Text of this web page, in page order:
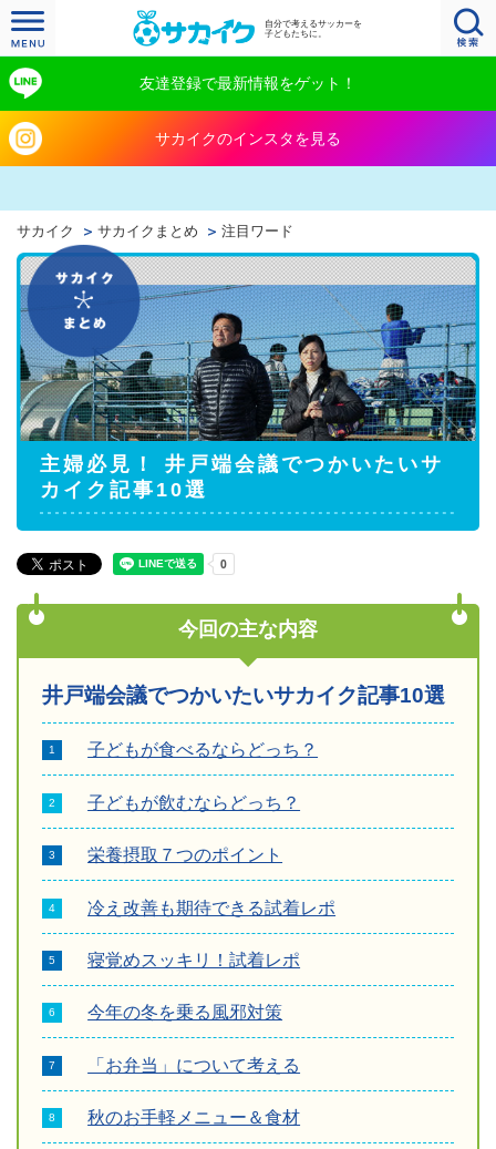
自分で考えるサッカーを
子どもたちに。
友達登録で最新情報をゲット！
サカイクのインスタを見る
サカイク サカイクまとめ 注目ワード
主婦必見！ 井戸端会議でつかいたいサ
カイク記事10選
今回の主な内容
井戸端会議でつかいたいサカイク記事10選
子どもが食べるならどっち？
子どもが飲むならどっち？
栄養摂取７つのポイント
冷え改善も期待できる試着レポ
寝覚めスッキリ！試着レポ
今年の冬を乗る風邪対策
「お弁当」について考える
秋のお手軽メニュー＆食材